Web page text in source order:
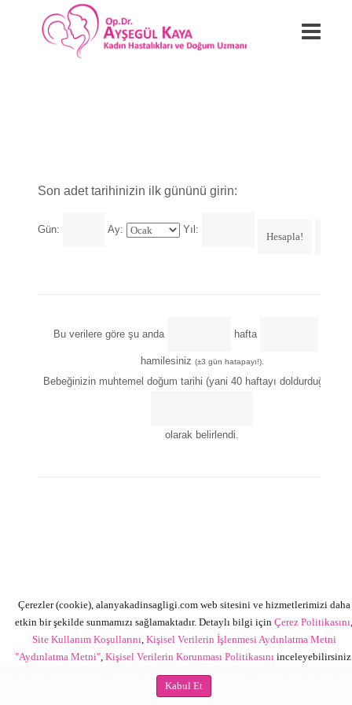
Son adet tarihinizin ilk gününü girin:
Gün: Ay: Yıl:
Bu verilere göre şu anda hafta
hamilesiniz (±3 gün hatapayı!).
Bebeğinizin muhtemel doğum tarihi (yani 40 haftayı doldurduğu
olarak belirlendi.
Çerezler (cookie), alanyakadinsagligi.com web sitesini ve hizmetlerimizi daha
etkin bir şekilde sunmamızı sağlamaktadır. Detaylı bilgi için Çerez Politikasını,
Site Kullanım Koşullarını, Kişisel Verilerin İşlenmesi Aydınlatma Metni
"Aydınlatma Metni", Kişisel Verilerin Korunması Politikasını
Kabul Et